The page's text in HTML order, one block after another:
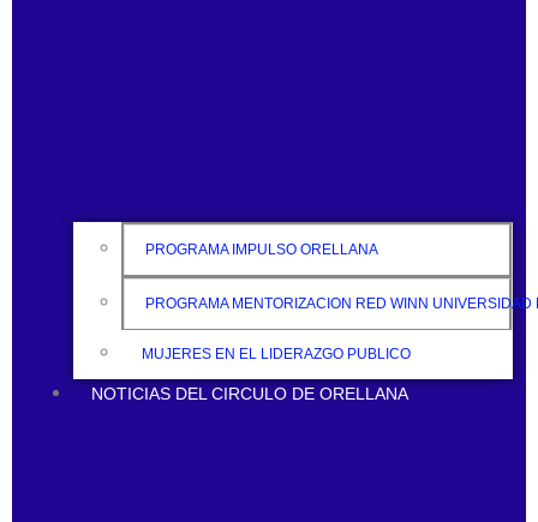
PROGRAMA IMPULSO ORELLANA
PROGRAMA MENTORIZACION RED WINN UNIVERSIDAD
MUJERES EN EL LIDERAZGO PUBLICO
NOTICIAS DEL CIRCULO DE ORELLANA